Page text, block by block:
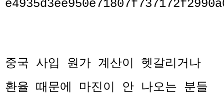
중국 사입 원가 계산이 헷갈리거나
환율 때문에 마진이 안 나오는 분들